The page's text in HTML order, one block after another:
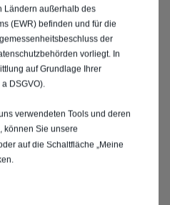
Ländern außerhalb des
(EWR) befinden und für die
der
vorliegt. In
auf Grundlage Ihrer
DSGVO).
verwendeten Tools und deren
können Sie unsere
auf die Schaltfläche „Meine